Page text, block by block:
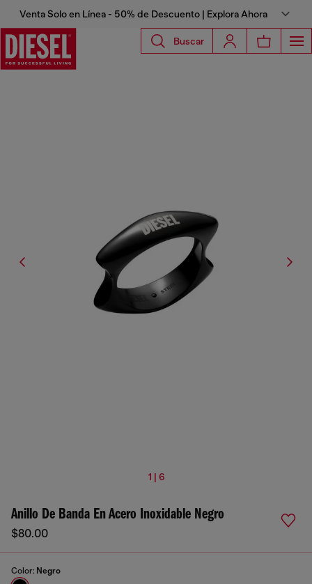
Venta Solo en Línea - 50% de Descuento | Explora Ahora
Buscar
1 | 6
Anillo De Banda En Acero Inoxidable Negro
$80.00
Color: Negro